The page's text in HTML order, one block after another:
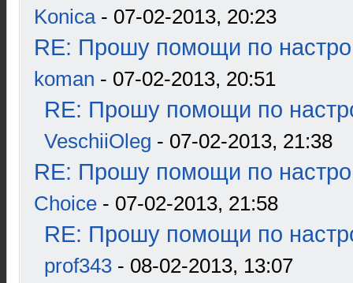
Konica- 07-02-2013, 20:23
RE: Прошу помощи по
koman - 07-02-2013, 20:51
RE: Прошу помощи по
VeschiiOleg - 07-02-2013, 21:38
RE: Прошу помощи по
Choice - 07-02-2013, 21:58
RE: Прошу помощи по
prof343 - 08-02-2013, 13:07